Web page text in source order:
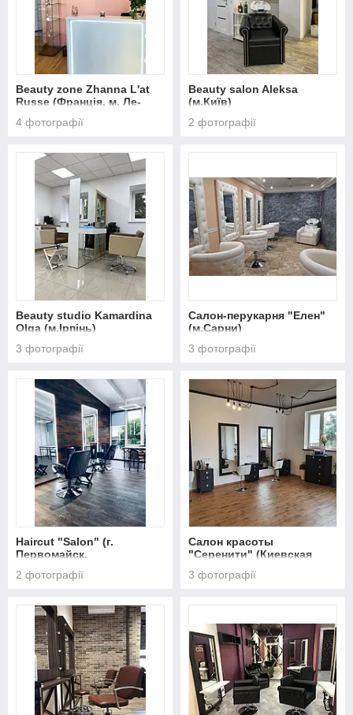
Beauty zone Zhanna L'at
Russe (Франція, м. Ле-
4 фотографії
Beauty salon Aleksa
(м.Київ)
2 фотографії
Beauty studio Kamardina
Olga (м.Ірпінь)
3 фотографії
Салон-перукарня "Елен"
(м.Сарни)
3 фотографії
Haircut "Salon" (г.
Первомайск,
2 фотографії
Салон красоты
"Серенити" (Киевская
3 фотографії